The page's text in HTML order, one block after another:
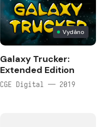
Vydáno
Galaxy Trucker:
Extended Edition
CGE Digital — 2019